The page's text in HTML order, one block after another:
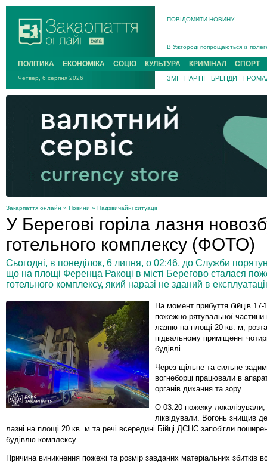
ПОВІДОМИТИ НОВИНУ
Підтвердили загибель
На війні з рф поліг військовий з
ПОЛІТИКА ЕКОНОМІКА СОЦІО КУЛЬТУРА КРИМІНАЛ СПОРТ
Четвер, 6 серпня 2026 ЗМІ ПАРТІЇ БРЕНДИ
Закарпаття онлайн » Новини » Надзвичайні ситуації
У Берегові горіла лазня
готельного комплексу (ФОТО)
Сьогодні, в понеділок, 6 липня, о 02:46, до Служби
що на площі Ференца Ракоці в місті Берегово сталася
готельного комплексу, який наразі не зданий в
На момент прибуття бійців 17-
пожежно-рятувальної частини
лазню на площі 20 кв. м,
підвальному приміщенні
будівлі.
Через щільне та сильне
вогнеборці працювали в
органів дихання та зору.
О 03:20 пожежу
ліквідували. Вогонь знищив
лазні на площі 20 кв. м та речі всередині.Бійці ДСНС запобігли
будівлю комплексу.
Причина виникнення пожежі та розмір завданих матеріальних збитків